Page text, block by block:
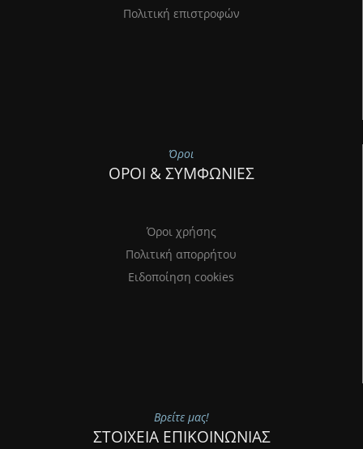
Πολιτική επιστροφών
Όροι
ΟΡΟΙ & ΣΥΜΦΩΝΙΕΣ
Όροι χρήσης
Πολιτική απορρήτου
Ειδοποίηση cookies
Βρείτε μας!
ΣΤΟΙΧΕΙΑ ΕΠΙΚΟΙΝΩΝΙΑΣ